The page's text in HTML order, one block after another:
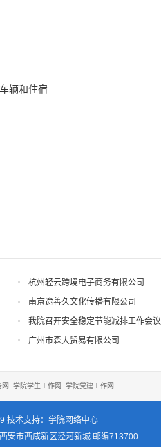
辆和住宿
杭州轻云跨境电子商务有限公司
南京途善久文化传播有限公司
我院召开安全稳定节能减排工作会议
广州市森大贸易有限公司
学院学生工作网 学院党建工作网
技术支持：学院网络中心
安市西咸新区泾河新城 邮编713700